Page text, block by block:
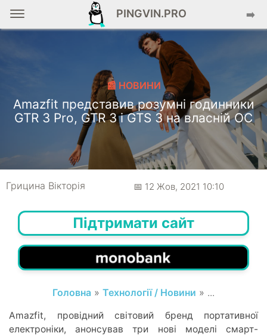
PINGVIN.PRO ➡️
📰 НОВИНИ
Amazfit представив розумні годинники
GTR 3 Pro, GTR 3 і GTS 3 на власній ОС
Грицина Вікторія 📅 12 Жов, 2021 10:10
Підтримати сайт
Головна » Технології / Новини » ...
Amazfit, провідний світовий бренд портативної
електроніки, анонсував три нові моделі смарт-